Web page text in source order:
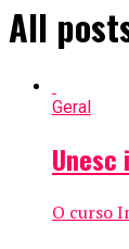
All
Geral
O curso